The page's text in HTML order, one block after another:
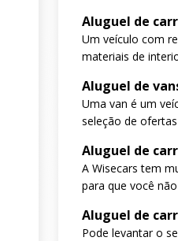
Aluguel de
Um veículo com
materiais de
Aluguel de
Uma van é um
seleção de
Aluguel de
A Wisecars tem
para que você
Aluguel de
Pode levantar o